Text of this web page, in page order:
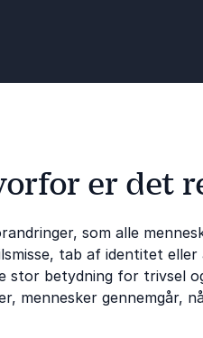
- foredrag om sorg
er det
som alle
tab af identitet
stor betydning for trivsel
mennesker gennemgår,